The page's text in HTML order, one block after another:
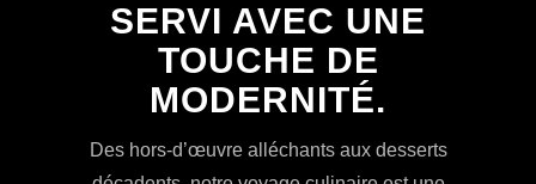
SERVI AVEC UNE
TOUCHE DE
MODERNITÉ.
Des hors-d’œuvre alléchants aux desserts